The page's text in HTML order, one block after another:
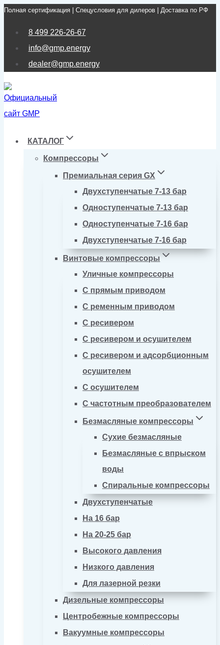
Перейти
Полная сертификация | Спецусловия для дилеров | Доставка по РФ
8 499 226-26-67
info@gmp.energy
dealer@gmp.energy
КАТАЛОГ
Компрессоры
Премиальная серия GX
Двухступенчатые 7-13 бар
Одноступенчатые 7-13 бар
Одноступенчатые 7-16 бар
Двухступенчатые 7-16 бар
Винтовые компрессоры
Уличные компрессоры
С прямым приводом
С ременным приводом
С ресивером
С ресивером и осушителем
С ресивером и адсорбционным
осушителем
С осушителем
С частотным преобразователем
Безмасляные компрессоры
Сухие безмасляные
Безмасляные с впрыском
воды
Спиральные компрессоры
Двухступенчатые
На 16 бар
На 20-25 бар
Высокого давления
Низкого давления
Для лазерной резки
Дизельные компрессоры
Центробежные компрессоры
Вакуумные компрессоры